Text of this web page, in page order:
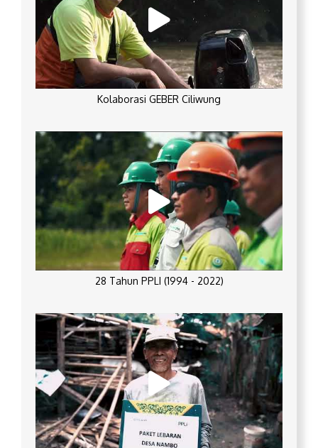
Kolaborasi GEBER Ciliwung
28 Tahun PPLI (1994 - 2022)